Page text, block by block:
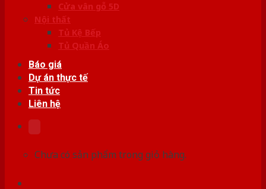
Cửa vân gỗ 5D
Nội thất
Tủ Kệ Bếp
Tủ Quần Áo
Báo giá
Dự án thực tế
Tin tức
Liên hệ
Chưa có sản phẩm trong giỏ hàng.